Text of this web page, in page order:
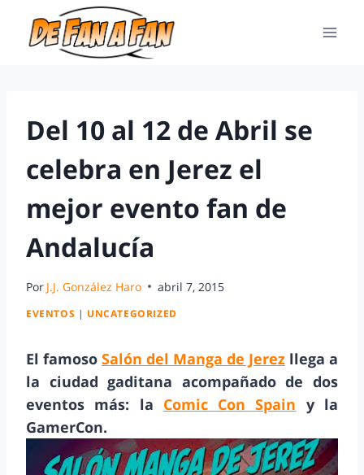
Del 10 al 12 de Abril se
celebra en Jerez el
mejor evento fan de
Andalucía
Por J.J. González Haro abril 7, 2015
EVENTOS | UNCATEGORIZED
El famoso Salón del Manga de Jerez llega a
la ciudad gaditana acompañado de dos
eventos más: la Comic Con Spain y la
GamerCon.